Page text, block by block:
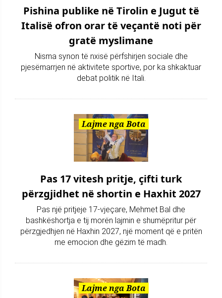
Pishina publike në Tirolin e Jugut të
Italisë ofron orar të veçantë noti për
gratë myslimane
Nisma synon të nxisë përfshirjen sociale dhe
pjesëmarrjen në aktivitete sportive, por ka shkaktuar
debat politik në Itali.
Lajme nga Bota
Pas 17 vitesh pritje, çifti turk
përzgjidhet në shortin e Haxhit 2027
Pas një pritjeje 17-vjeçare, Mehmet Bal dhe
bashkëshortja e tij morën lajmin e shumëpritur për
përzgjedhjen në Haxhin 2027, një moment që e pritën
me emocion dhe gëzim të madh.
Lajme nga Bota